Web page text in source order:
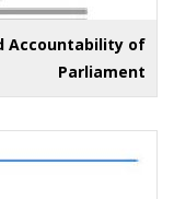
Accountability of
Parliament